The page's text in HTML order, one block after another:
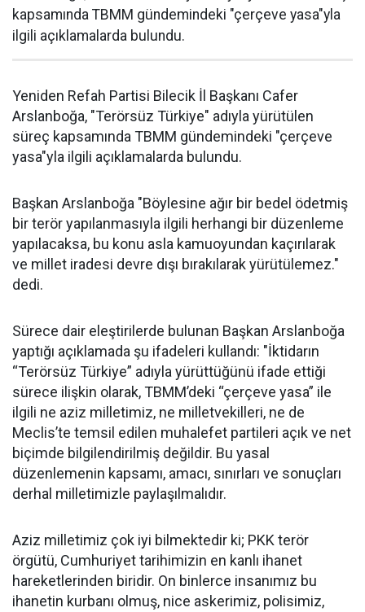
kapsamında TBMM gündemindeki "çerçeve yasa"yla
ilgili açıklamalarda bulundu.
Yeniden Refah Partisi Bilecik İl Başkanı Cafer
Arslanboğa, "Terörsüz Türkiye" adıyla yürütülen
süreç kapsamında TBMM gündemindeki "çerçeve
yasa"yla ilgili açıklamalarda bulundu.
Başkan Arslanboğa "Böylesine ağır bir bedel ödetmiş
bir terör yapılanmasıyla ilgili herhangi bir düzenleme
yapılacaksa, bu konu asla kamuoyundan kaçırılarak
ve millet iradesi devre dışı bırakılarak yürütülemez."
dedi.
Sürece dair eleştirilerde bulunan Başkan Arslanboğa
yaptığı açıklamada şu ifadeleri kullandı: "İktidarın
“Terörsüz Türkiye” adıyla yürüttüğünü ifade ettiği
sürece ilişkin olarak, TBMM’deki “çerçeve yasa” ile
ilgili ne aziz milletimiz, ne milletvekilleri, ne de
Meclis’te temsil edilen muhalefet partileri açık ve net
biçimde bilgilendirilmiş değildir. Bu yasal
düzenlemenin kapsamı, amacı, sınırları ve sonuçları
derhal milletimizle paylaşılmalıdır.
Aziz milletimiz çok iyi bilmektedir ki; PKK terör
örgütü, Cumhuriyet tarihimizin en kanlı ihanet
hareketlerinden biridir. On binlerce insanımız bu
ihanetin kurbanı olmuş, nice askerimiz, polisimiz,